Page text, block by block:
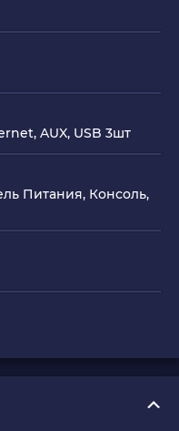
AUX, USB 3шт
Питания, Консоль,